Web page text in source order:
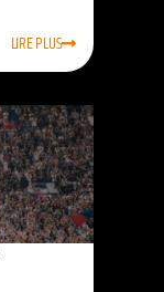
LIRE PLUS